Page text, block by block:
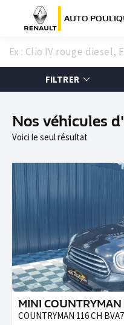
AUTO
FILTRER
Nos véhicules
Voici le seul résultat
MINI
COUNTRYMAN 116 CH